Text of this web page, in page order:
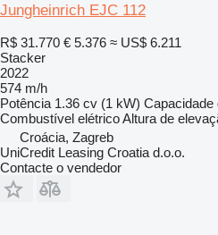
Jungheinrich EJC 112
R$ 31.770 € 5.376 ≈ US$ 6.211
Stacker
2022
574 m/h
Potência 1.36 cv (1 kW) Capacidade
Combustível elétricoAltura de
Croácia, Zagreb
UniCredit Leasing Croatia d.o.o.
Contacte o vendedor